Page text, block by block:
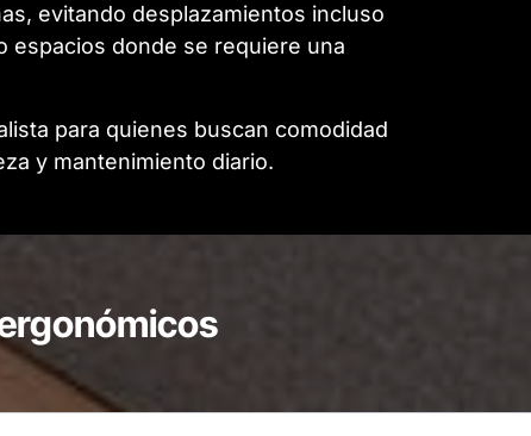
evitando desplazamientos incluso
espacios donde se requiere una
para quienes buscan comodidad
y mantenimiento diario.